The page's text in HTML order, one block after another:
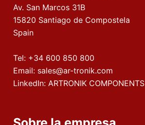
Av. San Marcos 31B
15820 Santiago de Compostela
Spain
Tel: +34 600 850 800
Email: sales@ar-tronik.com
LinkedIn: ARTRONIK COMPONENTS